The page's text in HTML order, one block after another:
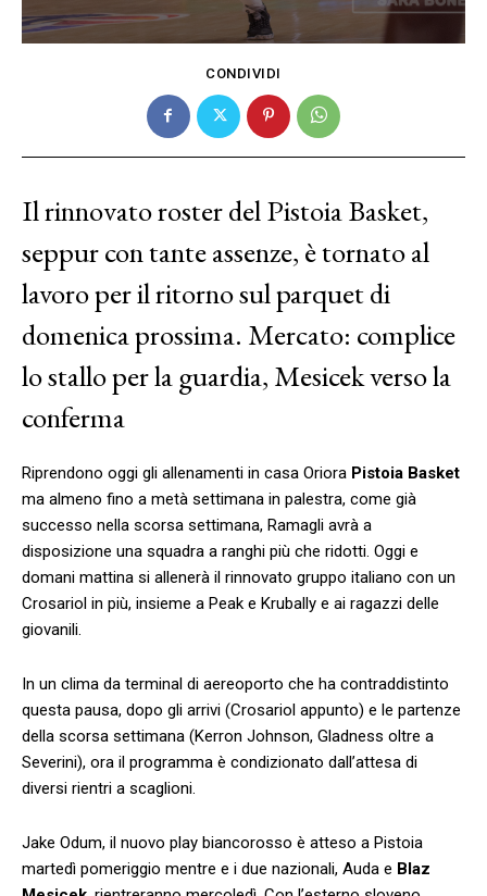
CONDIVIDI
Il rinnovato roster del Pistoia Basket,
seppur con tante assenze, è tornato al
lavoro per il ritorno sul parquet di
domenica prossima. Mercato: complice
lo stallo per la guardia, Mesicek verso la
conferma
Riprendono oggi gli allenamenti in casa Oriora Pistoia Basket
ma almeno fino a metà settimana in palestra, come già
successo nella scorsa settimana, Ramagli avrà a
disposizione una squadra a ranghi più che ridotti. Oggi e
domani mattina si allenerà il rinnovato gruppo italiano con un
Crosariol in più, insieme a Peak e Krubally e ai ragazzi delle
giovanili.
In un clima da terminal di aereoporto che ha contraddistinto
questa pausa, dopo gli arrivi (Crosariol appunto) e le partenze
della scorsa settimana (Kerron Johnson, Gladness oltre a
Severini), ora il programma è condizionato dall’attesa di
diversi rientri a scaglioni.
Jake Odum, il nuovo play biancorosso è atteso a Pistoia
martedì pomeriggio mentre e i due nazionali, Auda e Blaz